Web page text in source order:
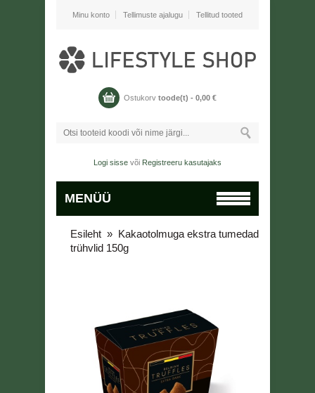
Minu konto Tellimuste ajalugu Tellitud tooted
Ostukorv toode(t) - 0,00 €
Logi sisse või Registreeru kasutajaks
MENÜÜ
Esileht » Kakaotolmuga ekstra tumedad
trühvlid 150g